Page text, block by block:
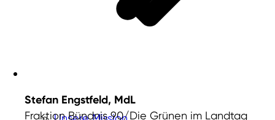
Stefan Engstfeld, MdL
Fraktion Bündnis 90/Die Grünen im Landtag